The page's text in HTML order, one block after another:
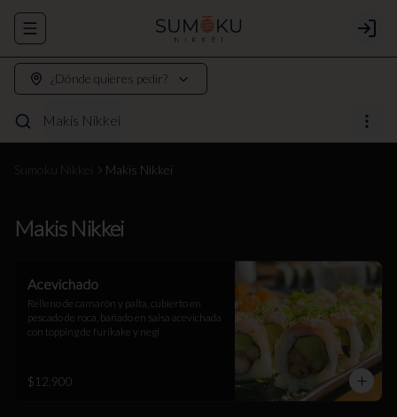
Abrir menu de navegación Login
¿Dónde quieres pedir?
Makis Nikkei
Makis Nikkei
Makis Nikkei
Acevichado
Relleno de camarón y palta, cubierto en
pescado de roca, bañado en salsa acevichada
con topping de furikake y negi
$12.900